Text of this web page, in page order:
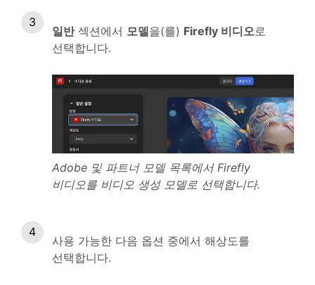
일반섹션에서 모델을(를) Firefly 비디오로
선택합니다.
Adobe 및 파트너 모델 목록에서 Firefly
비디오를 비디오 생성 모델로 선택합니다.
사용 가능한 다음 옵션 중에서 해상도를
선택합니다.